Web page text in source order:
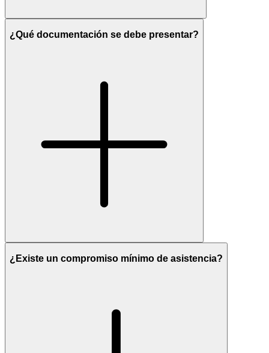
¿Qué documentación se debe presentar?
¿Existe un compromiso mínimo de asistencia?